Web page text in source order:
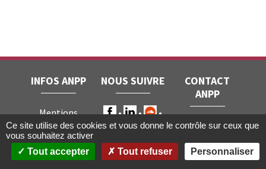
INFOS ANPP
Mentions
légales RGPD
Contact
Gestion des
NOUS SUIVRE
CONTACT
ANPP
ANPP • 22, rue
Joubert • 75009
Paris
Ce site utilise des cookies et vous donne le contrôle sur ceux que
vous souhaitez activer
Tout accepter
Tout refuser Personnaliser